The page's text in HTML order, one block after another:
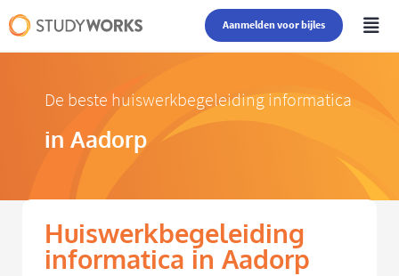
Aanmelden voor bijles
De beste huiswerkbegeleiding informatica
in Aadorp
Huiswerkbegeleiding
informatica in Aadorp